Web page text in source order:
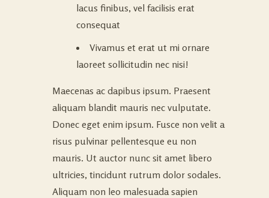
lacus finibus, vel facilisis erat
consequat
Vivamus et erat ut mi ornare
laoreet sollicitudin nec nisi!
Maecenas ac dapibus ipsum. Praesent
aliquam blandit mauris nec vulputate.
Donec eget enim ipsum. Fusce non velit a
risus pulvinar pellentesque eu non
mauris. Ut auctor nunc sit amet libero
ultricies, tincidunt rutrum dolor sodales.
Aliquam non leo malesuada sapien